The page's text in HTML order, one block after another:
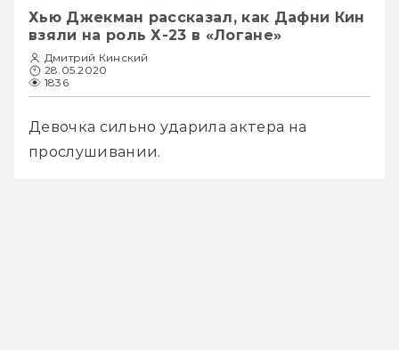
Хью Джекман рассказал, как Дафни Кин
взяли на роль Х-23 в «Логане»
Дмитрий Кинский
28.05.2020
1836
Девочка сильно ударила актера на
прослушивании.